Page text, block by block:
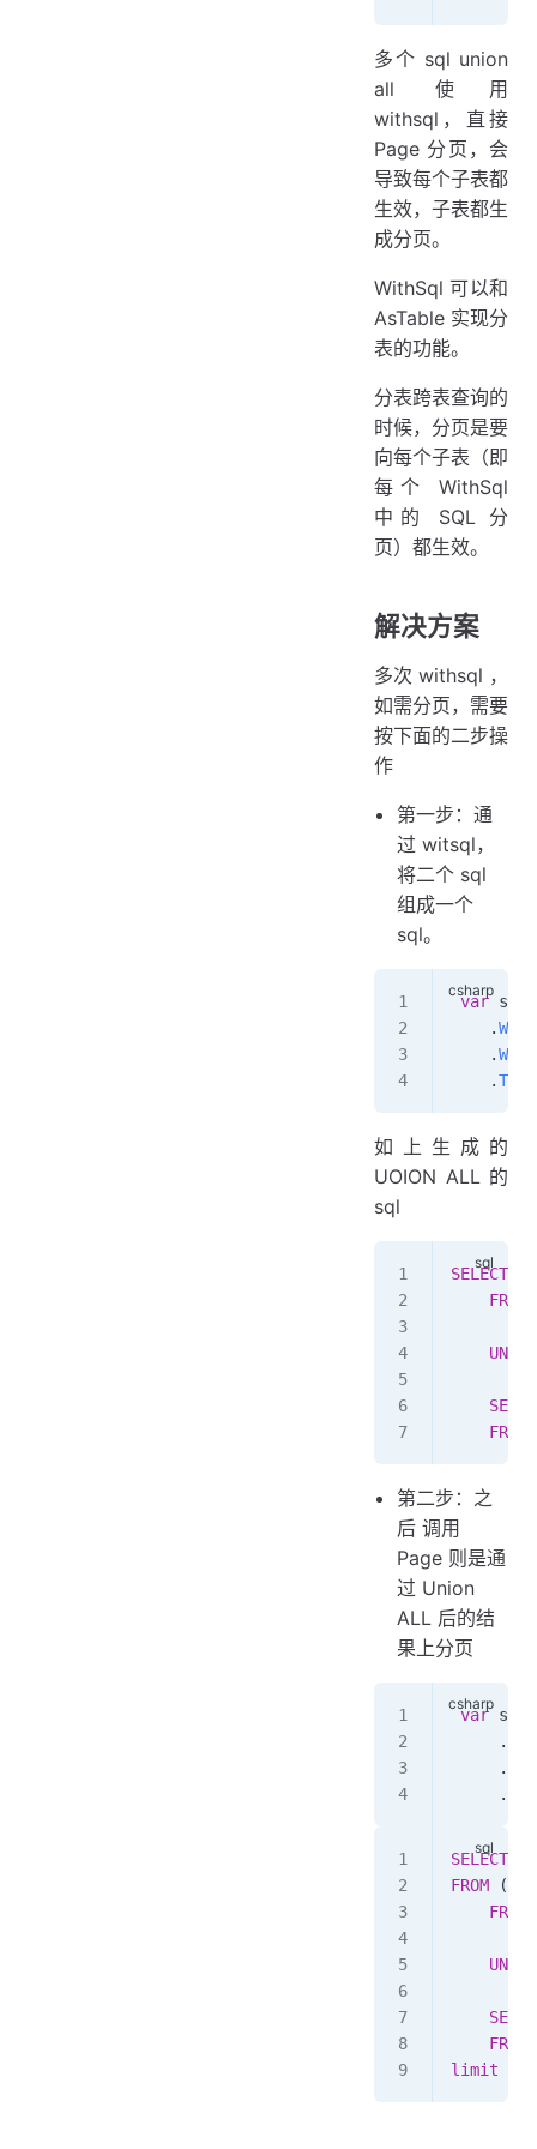
多个 sql union
all 使用
withsql，直接
Page 分页，会
导致每个子表都
生效，子表都生
成分页。
WithSql 可以和
AsTable 实现分
表的功能。
分表跨表查询的
时候，分页是要
向每个子表（即
每个 WithSql
中的 SQL 分
页）都生效。
解决方案
多次 withsql ，
如需分页，需要
按下面的二步操
作
第一步：通
过 witsql，
将二个 sql
组成一个
sql。
var sql
    .
    .
    .
如上生成的
UOION ALL 的
sql
SELECT
    FROM
    FROM
第二步：之
后 调用
Page 则是通
过 Union
ALL 后的结
果上分页
var sql2
     .
     .
     .
SELECT
FROM (
    FROM
    FROM
limit